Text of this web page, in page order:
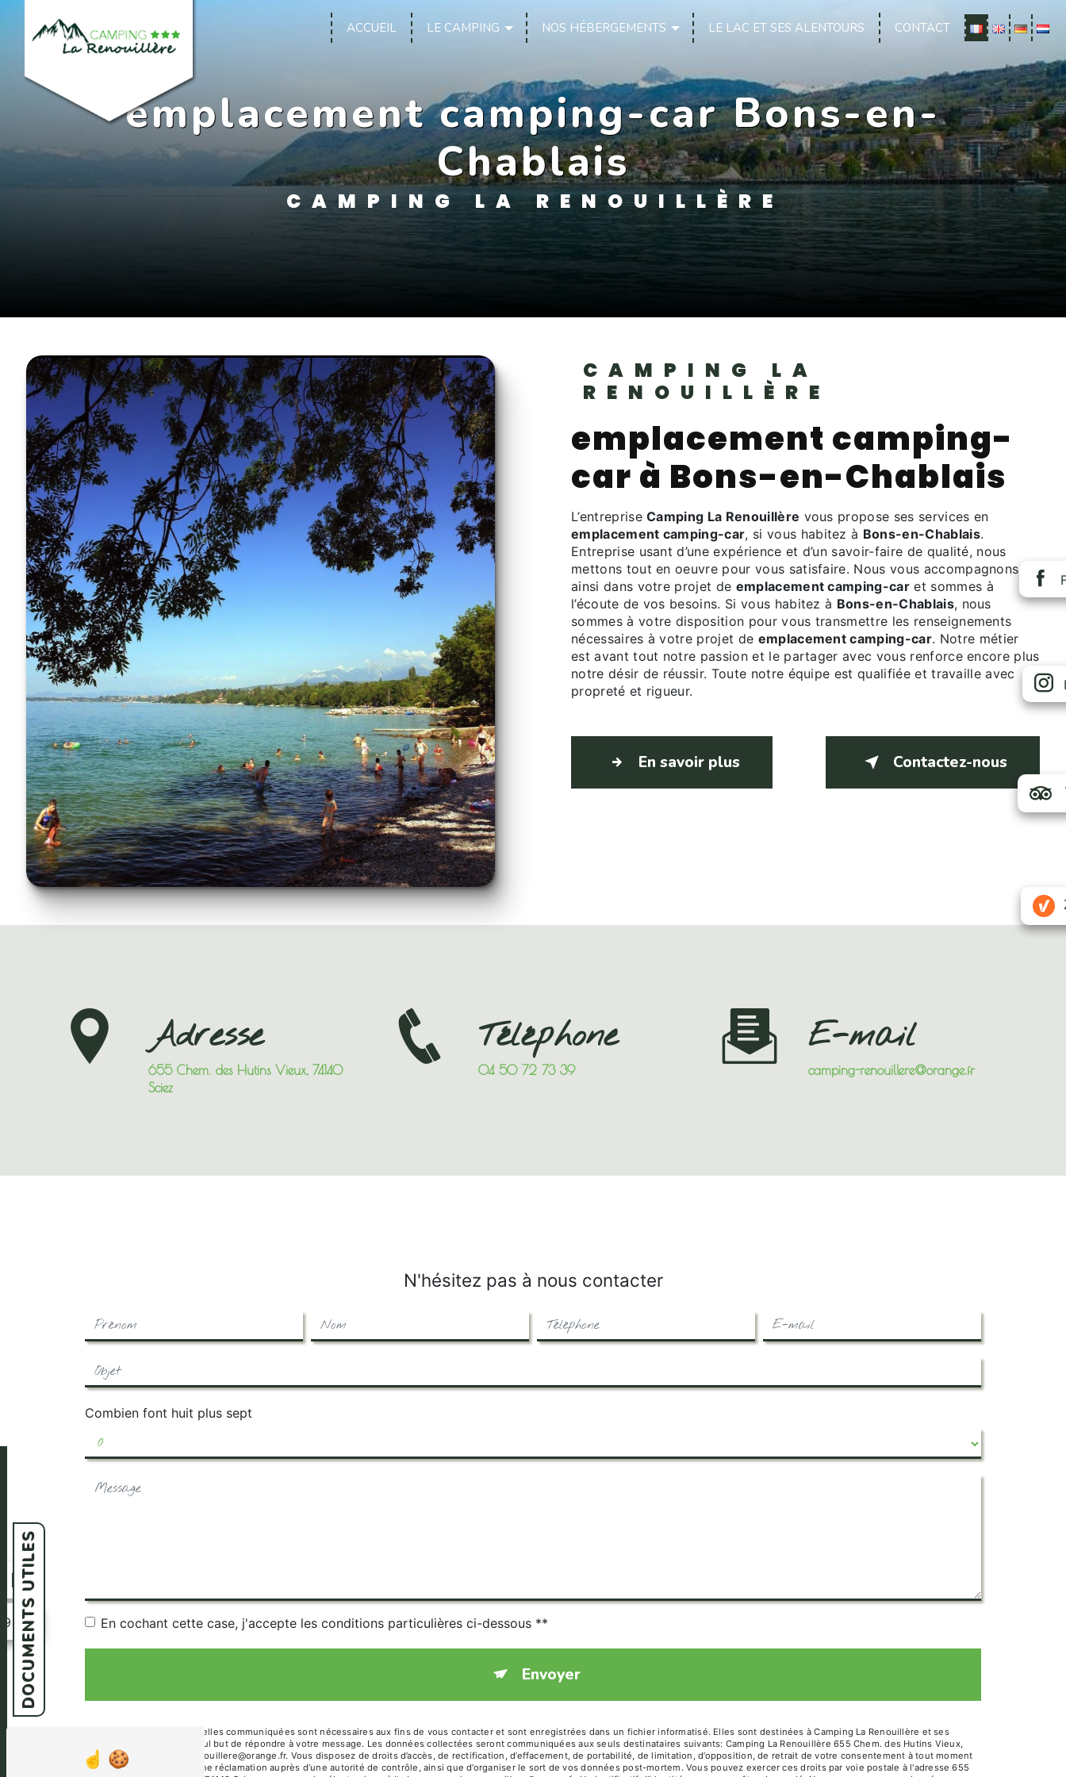
ACCUEIL LE CAMPING NOS HÉBERGEMENTS LE LAC ET SES ALENTOURS CONTACT
emplacement camping-car Bons-en-
Chablais
CAMPING LA RENOUILLÈRE
CAMPING LA
RENOUILLÈRE
emplacement camping-
car à Bons-en-Chablais
L’entrepriseCamping La Renouillère vous propose ses services en
emplacement camping-car, si vous habitez à Bons-en-Chablais.
Entreprise usant d’une expérience et d’un savoir-faire de qualité, nous
mettons tout en oeuvre pour vous satisfaire. Nous vous accompagnons
ainsi dans votre projet de emplacement camping-car et sommes à
l’écoute de vos besoins. Si vous habitez à Bons-en-Chablais, nous
sommes à votre disposition pour vous transmettre les renseignements
nécessaires à votre projet de emplacement camping-car. Notre métier
est avant tout notre passion et le partager avec vous renforce encore plus
notre désir de réussir. Toute notre équipe est qualifiée et travaille avec
propreté et rigueur.
En savoir plus Contactez-nous
Adresse
655 Chem. des Hutins Vieux, 74140
Sciez
Téléphone
04 50 72 73 39
E-mail
camping-renouillere@orange.fr
N'hésitez pas à nous contacter
Combien font huit plus sept
En cochant cette case, j'accepte les conditions particulières ci-dessous **
Envoyer
** Les données personnelles communiquées sont nécessaires aux fins de vous contacter et sont enregistrées dans un fichier informatisé. Elles sont destinées à Camping La Renouillère et ses
sous-traitants dans le seul but de répondre à votre message. Les données collectées seront communiquées aux seuls destinataires suivants: Camping La Renouillère 655 Chem. des Hutins Vieux,
74140 Sciez camping-renouillere@orange.fr. Vous disposez de droits d’accès, de rectification, d’effacement, de portabilité, de limitation, d’opposition, de retrait de votre consentement à tout moment
et du droit d’introduire une réclamation auprès d’une autorité de contrôle, ainsi que d’organiser le sort de vos données post-mortem. Vous pouvez exercer ces droits par voie postale à l'adresse 655
DOCUMENTS UTILES